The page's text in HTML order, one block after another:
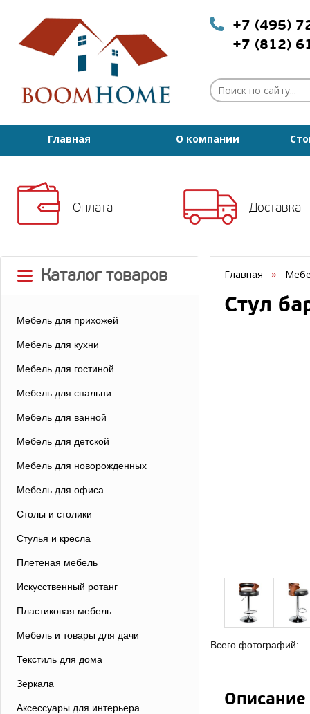
+7 (495)
+7 (812)
Главная О компании
Оплата Доставка
Каталог товаров
Мебель для прихожей
Мебель для кухни
Мебель для гостиной
Мебель для спальни
Мебель для ванной
Мебель для детской
Мебель для новорожденных
Мебель для офиса
Столы и столики
Стулья и кресла
Плетеная мебель
Искусственный ротанг
Пластиковая мебель
Мебель и товары для дачи
Текстиль для дома
Зеркала
Аксессуары для интерьера
Главная
Стул
Всего фотографий:
Описание